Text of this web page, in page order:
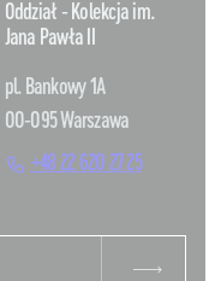
Oddział - Kolekcja im.
Jana Pawła II
pl. Bankowy 1A
00-095 Warszawa
+48 22 620 27 25